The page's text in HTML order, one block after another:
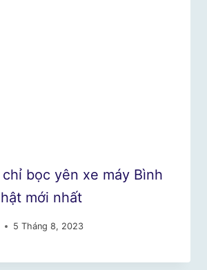
chỉ bọc yên xe máy Bình
mới nhất
5 Tháng 8, 2023